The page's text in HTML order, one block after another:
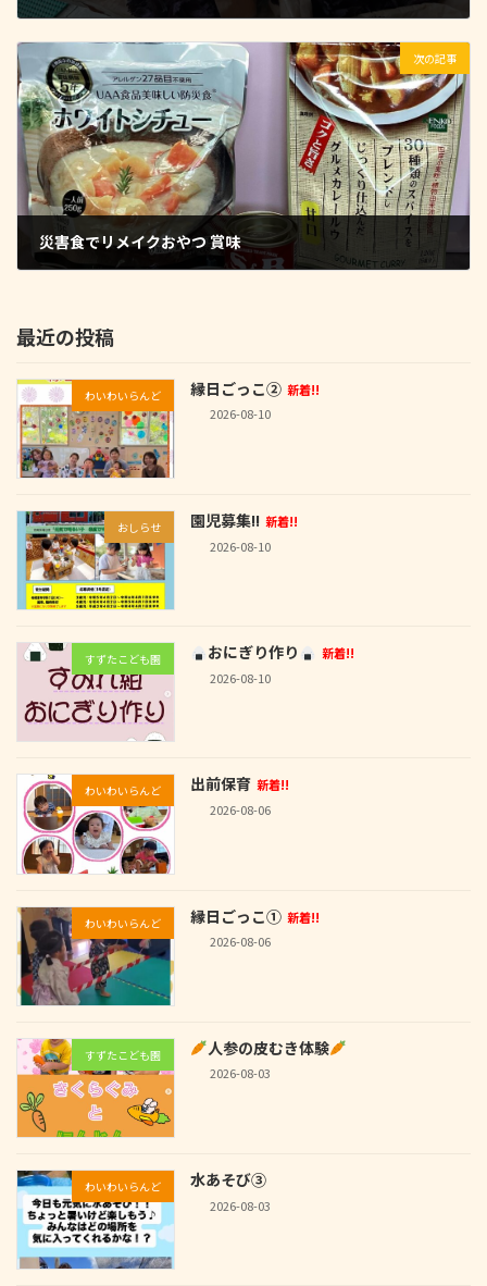
次の記事
災害食でリメイクおやつ 賞味
最近の投稿
わいわいらんど 縁日ごっこ② 新着!!
2026-08-10
おしらせ 園児募集!! 新着!!
2026-08-10
すずたこども園 おにぎり作り
新着!!
2026-08-10
わいわいらんど 出前保育 新着!!
2026-08-06
わいわいらんど 縁日ごっこ① 新着!!
2026-08-06
すずたこども園 人参の皮むき体験
2026-08-03
わいわいらんど 水あそび③
2026-08-03